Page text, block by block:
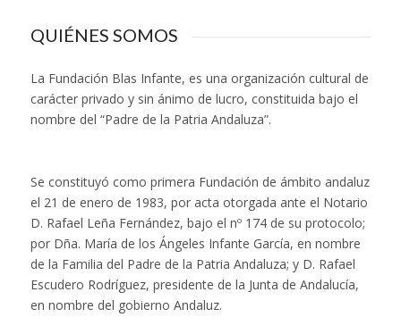
QUIÉNES SOMOS
La Fundación Blas Infante, es una organización cultural de
carácter privado y sin ánimo de lucro, constituida bajo el
nombre del “Padre de la Patria Andaluza”.
Se constituyó como primera Fundación de ámbito andaluz
el 21 de enero de 1983, por acta otorgada ante el Notario
D. Rafael Leña Fernández, bajo el nº 174 de su protocolo;
por Dña. María de los Ángeles Infante García, en nombre
de la Familia del Padre de la Patria Andaluza; y D. Rafael
Escudero Rodríguez, presidente de la Junta de Andalucía,
en nombre del gobierno Andaluz.